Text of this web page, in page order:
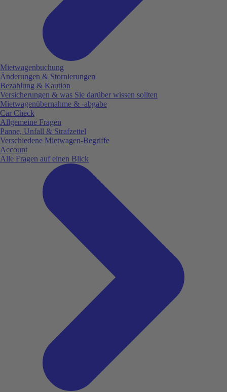
Mietwagenbuchung
Änderungen & Stornierungen
Bezahlung & Kaution
Versicherungen & was Sie darüber wissen sollten
Mietwagenübernahme & -abgabe
Car Check
Allgemeine Fragen
Panne, Unfall & Strafzettel
Verschiedene Mietwagen-Begriffe
Account
Alle Fragen auf einen Blick